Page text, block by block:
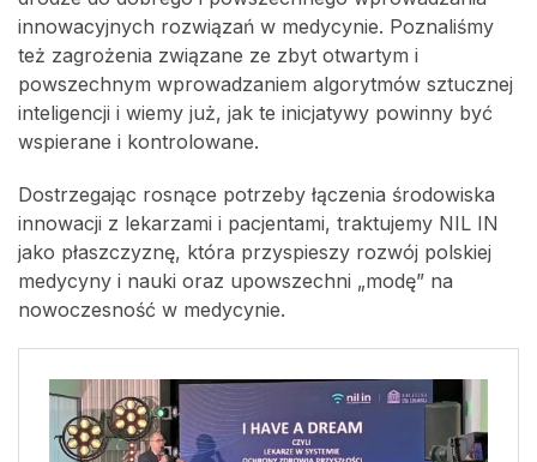
innowacyjnych rozwiązań w medycynie. Poznaliśmy
też zagrożenia związane ze zbyt otwartym i
powszechnym wprowadzaniem algorytmów sztucznej
inteligencji i wiemy już, jak te inicjatywy powinny być
wspierane i kontrolowane.
Dostrzegając rosnące potrzeby łączenia środowiska
innowacji z lekarzami i pacjentami, traktujemy NIL IN
jako płaszczyznę, która przyspieszy rozwój polskiej
medycyny i nauki oraz upowszechni „modę” na
nowoczesność w medycynie.